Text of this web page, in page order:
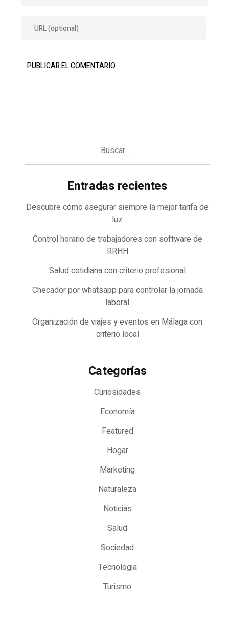
Entradas recientes
Descubre cómo asegurar siempre la mejor tarifa de
luz
Control horario de trabajadores con software de
RRHH
Salud cotidiana con criterio profesional
Checador por whatsapp para controlar la jornada
laboral
Organización de viajes y eventos en Málaga con
criterio local
Categorías
Curiosidades
Economía
Featured
Hogar
Marketing
Naturaleza
Noticias
Salud
Sociedad
Tecnologia
Turismo